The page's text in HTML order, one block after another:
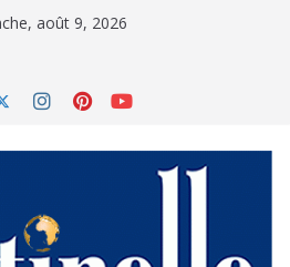
août 9, 2026